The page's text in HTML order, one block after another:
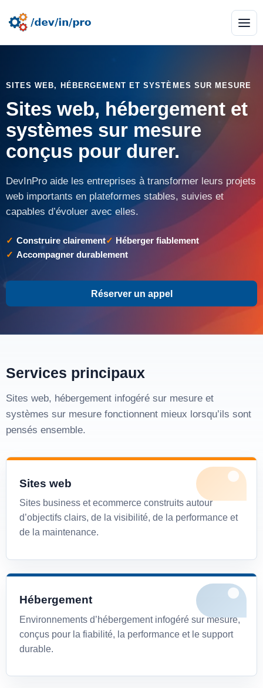
SITES WEB, HÉBERGEMENT ET SYSTÈMES SUR MESURE
Sites web, hébergement et
systèmes sur mesure
conçus pour durer.
DevInPro aide les entreprises à transformer leurs projets
web importants en plateformes stables, suivies et
capables d’évoluer avec elles.
Construire clairement
Héberger fiablement
Accompagner durablement
Réserver un appel
Services principaux
Sites web, hébergement infogéré sur mesure et
systèmes sur mesure fonctionnent mieux lorsqu’ils sont
pensés ensemble.
Sites web
Sites business et ecommerce construits autour
d’objectifs clairs, de la visibilité, de la performance et
de la maintenance.
Hébergement
Environnements d’hébergement infogéré sur mesure,
conçus pour la fiabilité, la performance et le support
durable.